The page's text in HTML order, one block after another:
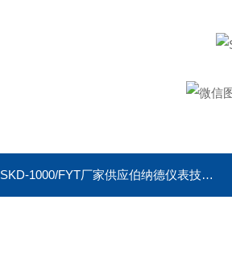
SKD-1000/FYT厂家供应伯纳德仪表技术角行程电动执行机构